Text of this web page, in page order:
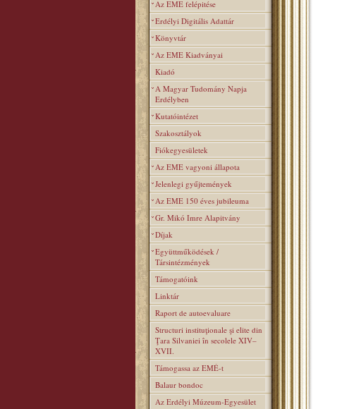
Az EME felépitése
Erdélyi Digitális Adattár
Könyvtár
Az EME Kiadványai
Kiadó
A Magyar Tudomány Napja
Erdélyben
Kutatóintézet
Szakosztályok
Fiókegyesületek
Az EME vagyoni állapota
Jelenlegi gyűjtemények
Az EME 150 éves jubileuma
Gr. Mikó Imre Alapitvány
Díjak
Együttműködések /
Társintézmények
Támogatóink
Linktár
Raport de autoevaluare
Structuri instituţionale şi elite din
Ţara Silvaniei în secolele XIV–
XVII.
Támogassa az EMÉ-t
Balaur bondoc
Az Erdélyi Múzeum-Egyesület